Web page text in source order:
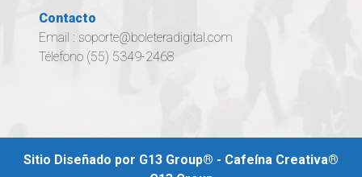
Contacto
Email : soporte@boleteradigital.com
Télefono (55) 5349-2468
Sitio Diseñado por G13 Group® - Cafeína Creativa®